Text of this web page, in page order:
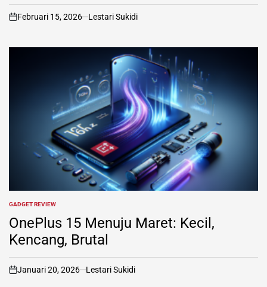
on
Februari 15, 2026 Lestari Sukidi
POSTED
IN
GADGET REVIEW
OnePlus 15 Menuju Maret: Kecil,
Kencang, Brutal
on
Januari 20, 2026 Lestari Sukidi